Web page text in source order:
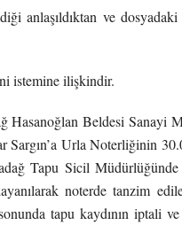
anlaşıldıktan ve dosyadaki
istemine ilişkindir.
Hasanoğlan Beldesi Sanayi
Sargın’a Urla Noterliğinin
Tapu Sicil Müdürlüğünde
noterde tanzim
tapu kaydının iptali